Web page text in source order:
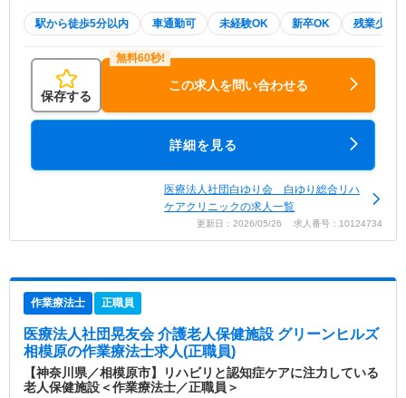
駅から徒歩5分以内 車通勤可 未経験OK 新卒OK 残業少な
保存する
この求人を問い合わせる
詳細を見る
医療法人社団白ゆり会 白ゆり総合リハ
ケアクリニックの求人一覧
更新日：2026/05/26 求人番号：10124734
作業療法士 正職員
医療法人社団晃友会 介護老人保健施設 グリーンヒルズ
相模原の作業療法士求人(正職員)
【神奈川県／相模原市】リハビリと認知症ケアに注力している
老人保健施設＜作業療法士／正職員＞